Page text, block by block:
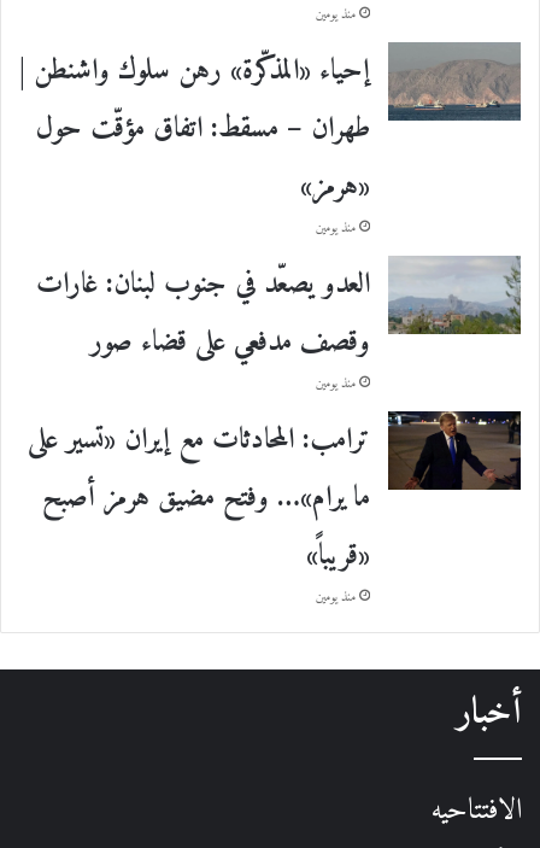
منذ يومين
إحياء «المذكّرة» رهن سلوك واشنطن |
طهران – مسقط: اتفاق مؤقّت حول
«هرمز»
منذ يومين
العدو يصعّد في جنوب لبنان: غارات
وقصف مدفعي على قضاء صور
منذ يومين
ترامب: المحادثات مع إيران «تسير على
ما يرام»… وفتح مضيق هرمز أصبح
«قريباً»
منذ يومين
أخبار
الافتتاحيه